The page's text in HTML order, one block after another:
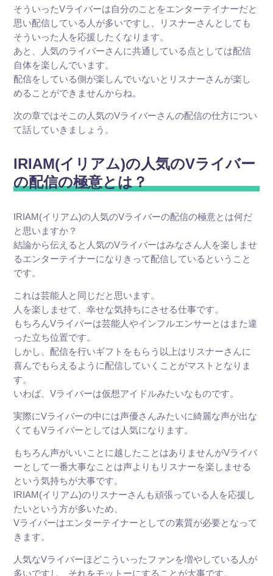
そういったVライバーは自分のことをエンターテイナーだと
思い配信している人が多いですし、リスナーさんとしても
そういった人を応援したくなります。
あと、人気のライバーさんに共通している点としては配信
自体を楽しんでいます。
配信をしている側が楽しんでいないとリスナーさんが楽し
めることができませんからね。
次の章ではそこの人気のVライバーさんの配信の仕方につい
て話していきましょう。
IRIAM(イリアム)の人気のVライバー
の配信の極意とは？
IRIAM(イリアム)の人気のVライバーの配信の極意とは何だ
と思いますか？
結論から伝えると人気のVライバーはみなさん人を楽しませ
るエンターテイナーになりきって配信しているということ
です。
これは芸能人と同じだと思います。
人を楽しませて、幸せな気持ちにさせる仕事です。
もちろんVライバーは芸能人やインフルエンサーとはまた違
った立ち位置です。
しかし、配信を行いギフトをもらう以上はリスナーさんに
喜んでもらえるように配信していくことがマストとなりま
す。
いわば、Vライバーは仮想アイドルみたいなものです。
実際にVライバーの中には声優さんみたいに綺麗な声が出な
くてもVライバーとしては人気になります。
もちろん声がいいことに越したことはありませんがVライバ
ーとして一番大事なことは声よりもリスナーを楽しませる
という気持ちが大事です。
IRIAM(イリアム)のリスナーさんも頑張っている人を応援し
たいという方が多いため、
Vライバーはエンターテイナーとしての素質が必要となって
きます。
人気なVライバーほどこういったファンを増やしている人が
多いですし、それをモットーにすることが大事です。